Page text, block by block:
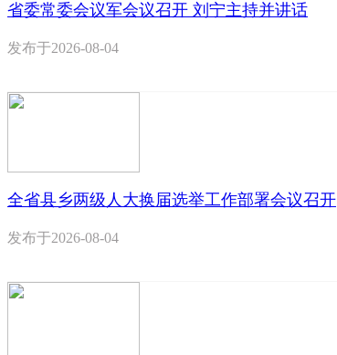
省委常委会议军会议召开 刘宁主持并讲话
发布于2026-08-04
全省县乡两级人大换届选举工作部署会议召开
发布于2026-08-04